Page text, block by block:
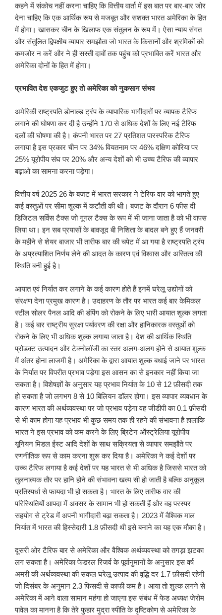
कहने में संकोच नहीं करना चाहिए कि वित्तीय वार्ता में इस बात पर बार-बार जोर
देना चाहिए कि एक आर्थिक रूप से मजबूत और सशक्त भारत अमेरिका के हित
में होगा। खासकर चीन के खिलाफ एक संतुलन के रूप में। ऐसा न्याय संगत
और संतुलित द्विपक्षीय व्यापार समझौता जो भारत के किसानों और श्रमिकों को
कमजोर न करें और ने ही सस्ती दावों तक पहुंच को प्रभावित करें भारत और
अमेरिका दोनों के हित में होगा।
प्रभावित देश एकजुट हुए तो अमेरिका को नुकसान संभव
अमेरिकी राष्ट्रपति डोनाल्ड ट्रंप के व्यापारिक भागीदारों पर व्यापक टैरिफ
लगाने की घोषणा कर दी है उन्होंने 170 से अधिक देशों के लिए नई टैरिफ
दलों की घोषणा की है। कंपनी भारत पर 27 प्रतिशत पारस्परिक टैरिफ
लगाया है इस प्रकार चीन पर 34% वियतनाम पर 46% दक्षिण कोरिया पर
25% यूरोपीय संघ पर 20% और अन्य देशों को भी उच्च टैरिफ की व्यापार
बढ़ाओ का सामना करना पड़ेगा।
वित्तीय वर्ष 2025 26 के बजट में भारत सरकार ने टेरिफ वार को भागते हुए
कई वस्तुओं पर सीमा शुल्क में कटौती की थी। बजट के दौरान 6 फीस दी
डिजिटल सर्विस टैक्स जो गूगल टैक्स के रूप में भी जाना जाता है को भी वापस
लिया था। इन सब प्रयासों के बावजूद बी निशिता के बादल बने हुए हैं जनवरी
के महीने से शेयर बाजार भी तारीफ बार की चपेट में आ गया है राष्ट्रपति ट्रंप
के अप्रत्याशित निर्णय लेने की आदत के कारण एवं विश्वास और अस्तित्व की
स्थिति बनी हुई है।
आयात एवं निर्यात कर लगाने के कई कारण होते हैं इनमें घरेलू उद्योगों को
संरक्षण देना प्रमुख कारण है। उदाहरण के तौर पर भारत कई बार केमिकल
स्टील सोलर पैनल आदि की डंपिंग को रोकने के लिए भारी आयात शुल्क लगता
है। कई बार राष्ट्रीय सुरक्षा पर्यावरण की रक्षा और हानिकारक वस्तुओं को
रोकने के लिए भी अधिक शुल्क लगाया जाता है। देश की आर्थिक स्थिति
प्रोडक्ट उत्पादन और टेक्नोलॉजी का स्तर अलग-अलग होने से आयात शुल्क
में अंतर होना लाजमी है। अमेरिका के द्वारा आयात शुल्क बधाई जाने पर भारत
के निर्यात पर विपरीत प्रभाव पड़ेगा इस आसन का से इनकार नहीं किया जा
सकता है। विशेषज्ञों के अनुसार यह प्रभाव निर्यात के 10 से 12 फ़ीसदी तक
हो सकता है जो लगभग 8 से 10 बिलियन डॉलर होगा। इस व्यापार व्यवधान के
कारण भारत की अर्थव्यवस्था पर जो प्रभाव पड़ेगा वह जीडीपी का 0.1 फ़ीसदी
से भी काम होगा यह प्रभाव भी कुछ समय तक ही रहने की संभावना है हालांकि
भारत ने इस प्रभाव को कम करने के लिए ब्रिटेन ऑस्ट्रेलिया यूरोपीय
यूनियन मिडल ईस्ट आदि देशों के साथ सक्रियता से व्यापार समझौते पर
रणनीतिक रूप से काम करना शुरू कर दिया है। अमेरिका ने कई देशों पर
उच्च टैरिफ लगाया है कई देशों पर यह भारत से भी अधिक है जिससे भारत को
तुलनात्मक तौर पर हानि होने की संभावना खत्म सी हो जाती है बल्कि अनुकूल
प्रतिस्पर्धा से फायदा भी हो सकता है। भारत के लिए तारीफ वार की
परिस्थितियों आपदा में अवसर के सामान भी हो सकती हैं और वह परस्पर
सहयोग से ट्रेड में अपनी भागीदारी बढ़ा सकता है। 2023 में वैश्विक माल
निर्यात में भारत की हिस्सेदारी 1.8 फ़ीसदी थी इसे बनाने का यह एक मौका है।
दूसरी ओर टैरिफ बार से अमेरिका और वैश्विक अर्थव्यवस्था को तगड़ा झटका
लग सकता है। अमेरिका फेडरल रिजर्व के पूर्वानुमानों के अनुसार इस वर्ष
अमरी की अर्थव्यवस्था की सकल घरेलू उत्पाद की वृद्धि दर 1.7 फ़ीसदी रहेगी
जो दिसंबर के अनुमान 2.3 फिसदी से काफी कम है। आया तो शुल्क लगने से
अमेरिका में आने वाला सामान महंगा हो जाएगा इस संबंध में फेड अध्यक्ष जेरोम
पावेल का मानना है कि तेरे फुहार मुद्रा स्पीति के दृष्टिकोण से अमेरिका के